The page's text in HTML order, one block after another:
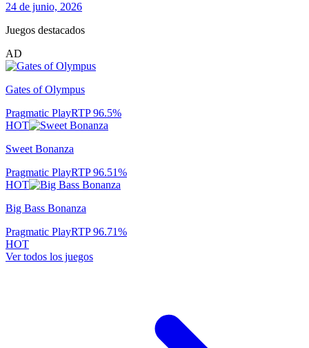
24 de junio, 2026
Juegos destacados
AD
Gates of Olympus
Pragmatic PlayRTP96.5%
HOT
Sweet Bonanza
Pragmatic PlayRTP96.51%
HOT
Big Bass Bonanza
Pragmatic PlayRTP96.71%
HOT
Ver todos los juegos